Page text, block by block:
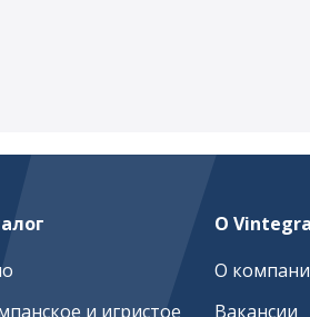
и игристое
О Vintegra
О
Вакансии